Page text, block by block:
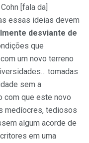
[fala da]
essas ideias devem
desviante de
que
um novo terreno
tomadas
sem a
com que este novo
medíocres, tediosos
algum acorde de
em uma